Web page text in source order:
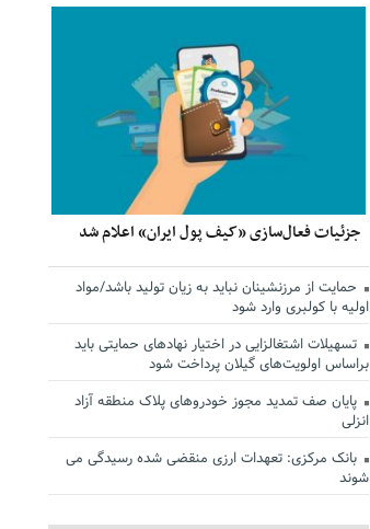
جزئیات فعال‌سازی «کیف پول ایران» اعلام شد
حمایت از مرزنشینان نباید به زیان تولید باشد/مواد
اولیه با کولبری وارد شود
تسهیلات اشتغالزایی در اختیار نهادهای حمایتی باید
براساس اولویت‌های گیلان پرداخت شود
پایان صف تمدید مجوز خودروهای پلاک منطقه آزاد
انزلی
بانک مرکزی: تعهدات ارزی منقضی شده رسیدگی می
شوند